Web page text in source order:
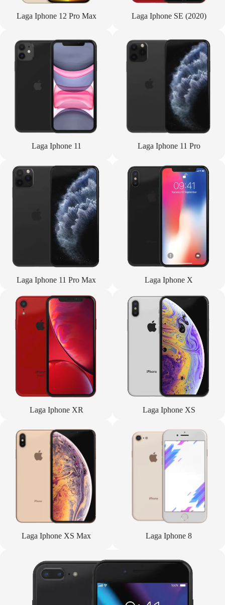
Laga Iphone 12 Pro Max Laga Iphone SE (2020)
Laga Iphone 11 Laga Iphone 11 Pro
Laga Iphone 11 Pro Max Laga Iphone X
Laga Iphone XR Laga Iphone XS
Laga Iphone XS Max Laga Iphone 8